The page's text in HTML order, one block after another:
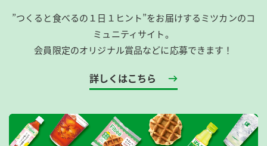
”つくると食べるの１日１ヒント”をお届けするミツカンのコ
ミュニティサイト。
会員限定のオリジナル賞品などに応募できます！
詳しくはこちら